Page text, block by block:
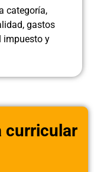
categoría,
gastos
impuesto y
curricular